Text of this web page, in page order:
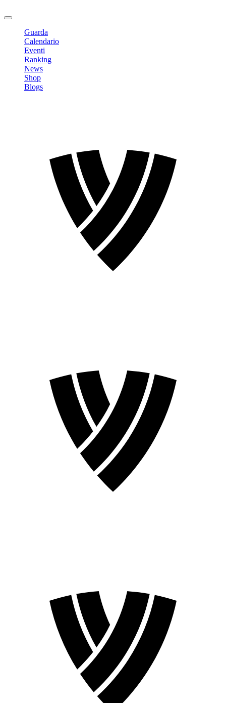
Guarda
Calendario
Eventi
Ranking
News
Shop
Blogs